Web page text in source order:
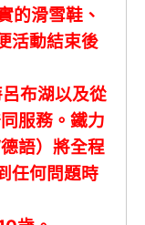
的滑雪鞋、
活動結束後
布湖以及從
服務。鐵力
語）將全程
任何問題時